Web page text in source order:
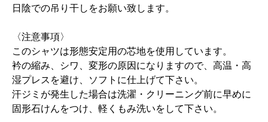
日陰での吊り干しをお願い致します。
〈注意事項〉
このシャツは形態安定用の芯地を使用しています。
衿の縮み、シワ、変形の原因になりますので、高温・高
湿プレスを避け、ソフトに仕上げて下さい。
汗ジミが発生した場合は洗濯・クリーニング前に早めに
固形石けんをつけ、軽くもみ洗いをして下さい。